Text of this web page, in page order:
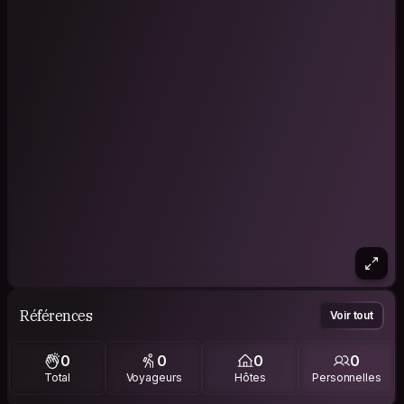
Références Voir tout
0
Total
0
Voyageurs
0
Hôtes
0
Personnelles